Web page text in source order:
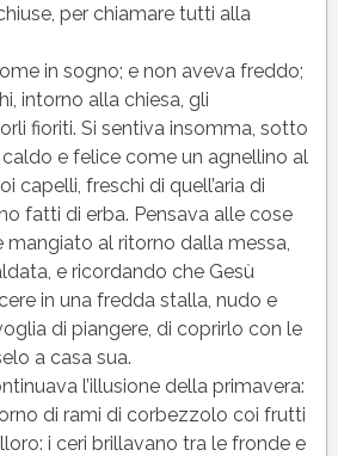
per chiamare tutti alla
in sogno; e non aveva freddo;
intorno alla chiesa, gli
fioriti. Si sentiva insomma, sotto
e felice come un agnellino al
capelli, freschi di quell’aria di
fatti di erba. Pensava alle cose
mangiato al ritorno dalla messa,
e ricordando che Gesù
in una fredda stalla, nudo e
di piangere, di coprirlo con le
a casa sua.
l’illusione della primavera:
di rami di corbezzolo coi frutti
i ceri brillavano tra le fronde e